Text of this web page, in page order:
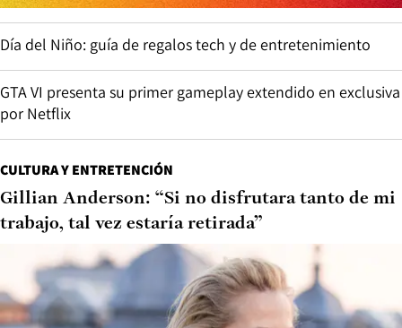
Día del Niño: guía de regalos tech y de entretenimiento
GTA VI presenta su primer gameplay extendido en exclusiva
por Netflix
CULTURA Y ENTRETENCIÓN
Gillian Anderson: “Si no disfrutara tanto de mi
trabajo, tal vez estaría retirada”